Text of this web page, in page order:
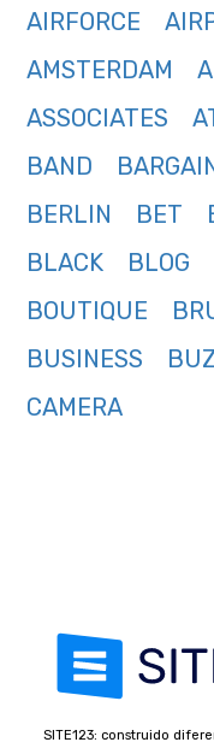
AIRFORCE
AMSTERDAM
ASSOCIATES
BAND
BERLIN
BET
BLACK
BLOG
BOUTIQUE
BUSINESS
CAMERA
SITE123: construido